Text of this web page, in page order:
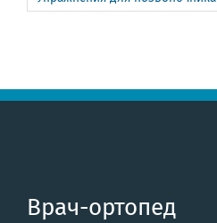
Врач-ортопед